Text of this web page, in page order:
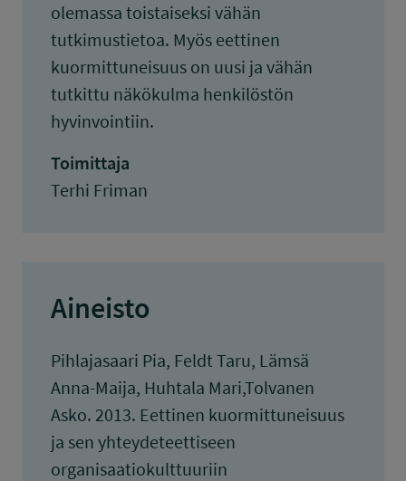
olemassa toistaiseksi vähän
tutkimustietoa. Myös eettinen
kuormittuneisuus on uusi ja vähän
tutkittu näkökulma henkilöstön
hyvinvointiin.
Toimittaja
Terhi Friman
Aineisto
Pihlajasaari Pia, Feldt Taru, Lämsä
Anna-Maija, Huhtala Mari,Tolvanen
Asko. 2013. Eettinen kuormittuneisuus
ja sen yhteydeteettiseen
organisaatiokulttuuriin